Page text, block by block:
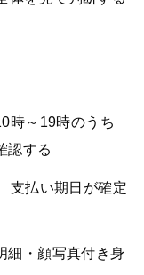
時～19時のうち
認する
支払い期日が確定
細・顔写真付き身